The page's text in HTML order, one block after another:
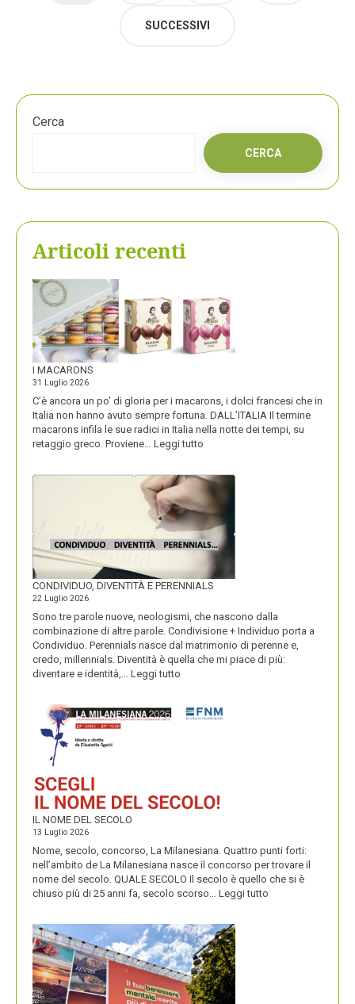
SUCCESSIVI
Cerca
CERCA
Articoli recenti
I MACARONS
31 Luglio 2026
C’è ancora un po’ di gloria per i macarons, i dolci francesi che in
Italia non hanno avuto sempre fortuna. DALL’ITALIA Il termine
macarons infila le sue radici in Italia nella notte dei tempi, su
retaggio greco. Proviene… Leggi tutto
CONDIVIDUO, DIVENTITÀ E PERENNIALS
22 Luglio 2026
Sono tre parole nuove, neologismi, che nascono dalla
combinazione di altre parole. Condivisione + Individuo porta a
Condividuo. Perennials nasce dal matrimonio di perenne e,
credo, millennials. Diventità è quella che mi piace di più:
diventare e identità,… Leggi tutto
E
IL NOME DEL SECOLO
13 Luglio 2026
Nome, secolo, concorso, La Milanesiana. Quattro punti forti:
nell’ambito de La Milanesiana nasce il concorso per trovare il
nome del secolo. QUALE SECOLO Il secolo è quello che si è
chiuso più di 25 anni fa, secolo scorso… Leggi tutto